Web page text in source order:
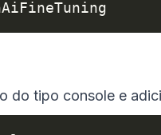
do tipo console e